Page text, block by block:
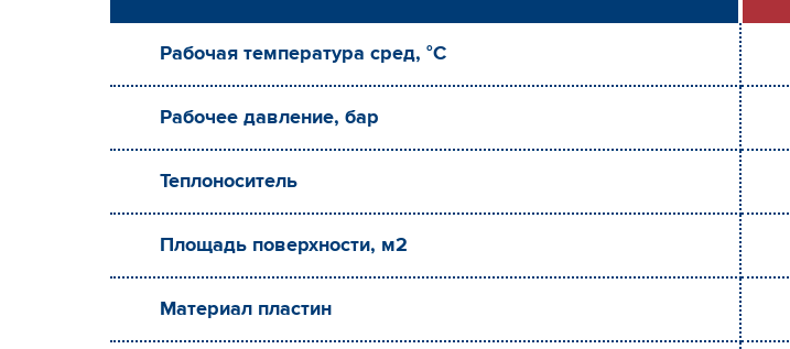
Рабочая температура сред, °С
Рабочее давление, бар
Теплоноситель
Площадь поверхности, м2
Материал пластин